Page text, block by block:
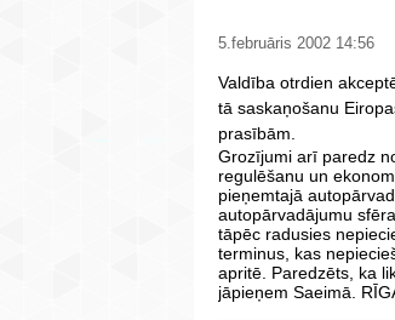
5.februāris 2002 14:56
Valdība otrdien
tā saskaņošanu
prasībām.
Grozījumi arī paredz
regulēšanu un
pieņemtajā
autopārvadājumu
tāpēc radusies
terminus, kas
apritē. Paredzēts, ka
jāpieņem Saeimā.